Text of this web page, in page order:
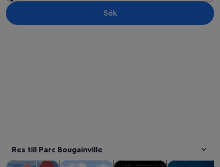
Sök
Res till Parc Bougainville
Turer och dagsutflykterÖppnas i ny flik
Privata och skräddarsydda turerÖppnas i ny
Historia och kultur Öppnas i